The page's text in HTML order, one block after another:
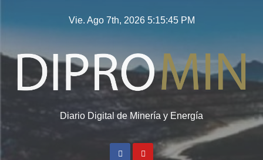
Vie. Ago 7th, 2026 5:15:46 PM
Diario Digital de Minería y Energía